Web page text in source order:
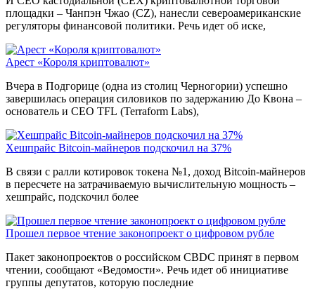
площадки – Чанпэн Чжао (CZ), нанесли североамериканские
регуляторы финансовой политики. Речь идет об иске,
Арест «Короля криптовалют»
Вчера в Подгорице (одна из столиц Черногории) успешно
завершилась операция силовиков по задержанию До Квона –
основатель и CEO TFL (Terraform Labs),
Хешпрайс Bitcoin-майнеров подскочил на 37%
В связи с ралли котировок токена №1, доход Bitcoin-майнеров
в пересчете на затрачиваемую вычислительную мощность –
хешпрайс, подскочил более
Прошел первое чтение законопроект о цифровом рубле
Пакет законопроектов о российском CBDC принят в первом
чтении, сообщают «Ведомости». Речь идет об инициативе
группы депутатов, которую последние